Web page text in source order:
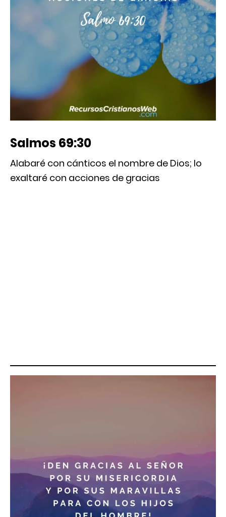
Salmos 69:30
Alabaré con cánticos el nombre de Dios; lo
exaltaré con acciones de gracias